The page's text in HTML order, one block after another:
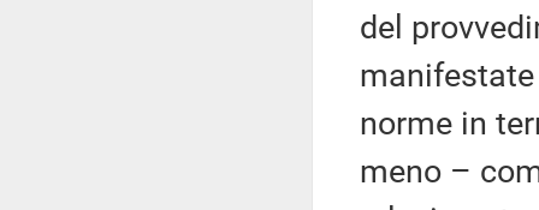
del
norme in
meno –